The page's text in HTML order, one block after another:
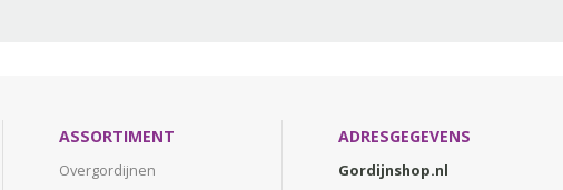
ASSORTIMENT
Overgordijnen
ADRESGEGEVENS
Gordijnshop.nl